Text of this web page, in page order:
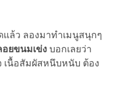
ว ลองมาทำเมนูสนุกๆ
อยขนมเข่ง บอกเลยว่า
นื้อสัมผัสหนึบหนับ ต้อง